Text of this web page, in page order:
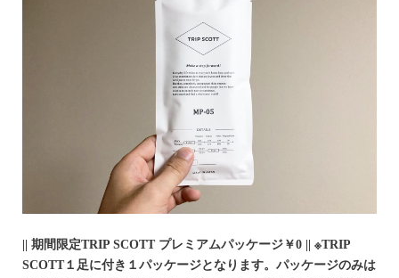
|| 期間限定TRIP SCOTT プレミアムパッケージ￥0 || ※TRIP
SCOTT１足に付き１パッケージとなります。パッケージのみは